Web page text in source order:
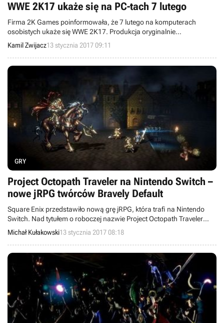
WWE 2K17 ukaże się na PC-tach 7 lutego
Firma 2K Games poinformowała, że 7 lutego na komputerach
osobistych ukaże się WWE 2K17. Produkcja oryginalnie
zadebiutowała w październiku 2016 roku na konsolach Xbox One,
PlayStation 4, Xbox 360 oraz PlayStation 3.
Kamil Zwijacz13 stycznia 2017 09:11
GRY
Project Octopath Traveler na Nintendo Switch –
nowe jRPG twórców Bravely Default
Square Enix przedstawiło nową grę jRPG, która trafi na Nintendo
Switch. Nad tytułem o roboczej nazwie Project Octopath Traveler
pracują twórcy Bravely Default oraz Bravely Second, a więc
popularnych jRPG-ów z przenośnego Nintendo 3DS.
Michał Kułakowski13 stycznia 2017 08:18